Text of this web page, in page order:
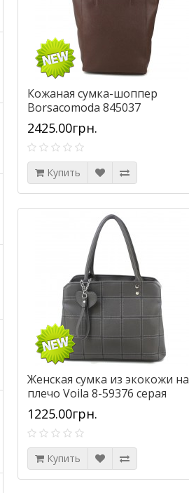
Кожаная сумка-шоппер
Borsacomoda 845037
коричневая
2425.00грн.
Купить
Женская сумка из экокожи на
плечо Voila 8-59376 серая
1225.00грн.
Купить